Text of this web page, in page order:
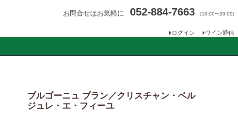
お問合せはお気軽に 052-884-7663 （10:00〜20:00)
ログイン ワイン通信
ブルゴーニュ ブラン／クリスチャン・ベル
ジュレ・エ・フィーユ